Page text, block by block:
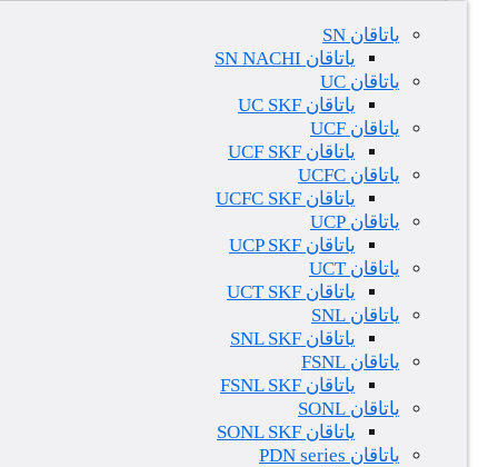
یاتاقان SN
یاتاقان SN NACHI
یاتاقان UC
یاتاقان UC SKF
یاتاقان UCF
یاتاقان UCF SKF
یاتاقان UCFC
یاتاقان UCFC SKF
یاتاقان UCP
یاتاقان UCP SKF
یاتاقان UCT
یاتاقان UCT SKF
یاتاقان SNL
یاتاقان SNL SKF
یاتاقان FSNL
یاتاقان FSNL SKF
یاتاقان SONL
یاتاقان SONL SKF
یاتاقان PDN series